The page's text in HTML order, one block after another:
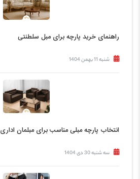
راهنمای خرید پارچه برای مبل سلطنتی
شنبه 11 بهمن 1404
انتخاب پارچه مبلی مناسب برای مبلمان اداری
سه شنبه 30 دی 1404